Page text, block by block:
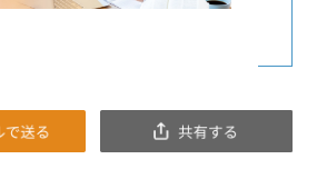
共
有